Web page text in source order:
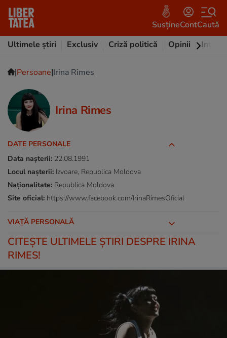
SusțineContCaută
Ultimele știri
Exclusiv Criză politică Opinii
|Persoane|Irina Rimes
Irina Rimes
DATE PERSONALE
Data nașterii: 22.08.1991
Locul nașterii: Izvoare, Republica Moldova
Naționalitate: Republica Moldova
Site oficial: https://www.facebook.com/IrinaRimesOficial
VIAȚĂ PERSONALĂ
CITEŞTE ULTIMELE ŞTIRI DESPRE IRINA
RIMES!